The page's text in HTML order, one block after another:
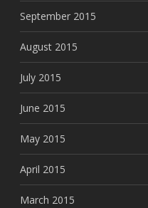
September 2015
August 2015
July 2015
June 2015
May 2015
April 2015
March 2015